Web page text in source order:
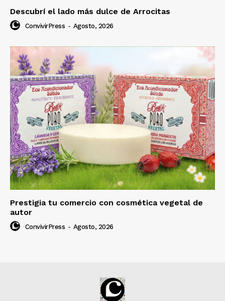
Descubrí el lado más dulce de Arrocitas
ConvivirPress - Agosto, 2026
Prestigia tu comercio con cosmética vegetal de
autor
ConvivirPress - Agosto, 2026